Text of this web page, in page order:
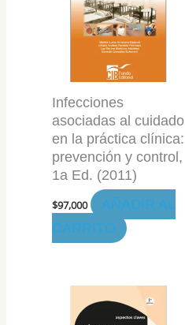
Infecciones
asociadas al cuidado
en la práctica clínica:
prevención y control,
1a Ed. (2011)
$97,000
AÑADIR AL
CARRITO